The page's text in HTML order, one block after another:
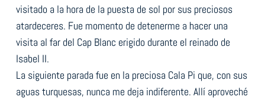
visitado a la hora de la puesta de sol por sus preciosos
atardeceres. Fue momento de detenerme a hacer una
visita al far del Cap Blanc erigido durante el reinado de
Isabel II.
La siguiente parada fue en la preciosa Cala Pi que, con sus
aguas turquesas, nunca me deja indiferente. Allí aproveché